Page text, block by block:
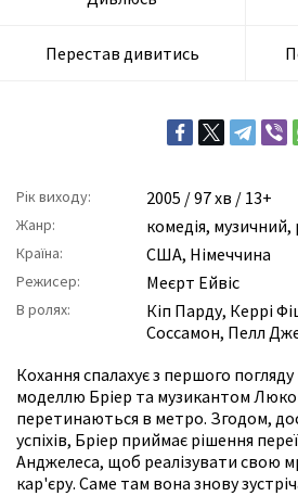
Перестав дивитись
Рік виходу: 2005 / 97 хв / 13+
Жанр: комедія, музичний,
Країна: США, Німеччина
Режисер: Меєрт Ейвіс
В ролях: Кіп Парду, Керрі
Соссамон, Пелл
Кохання спалахує з першого
моделлю Бріер та музикантом
перетинаються в метро. Згодом,
успіхів, Бріер приймає рішення
Анджелеса, щоб реалізувати свою
кар'єру. Саме там вона знову